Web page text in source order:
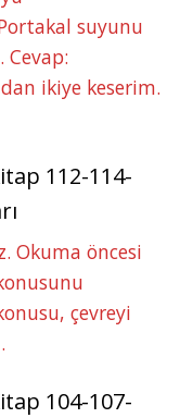
suyunu
Cevap:
ikiye keserim.
112-114-
Okuma öncesi
çevreyi
104-107-